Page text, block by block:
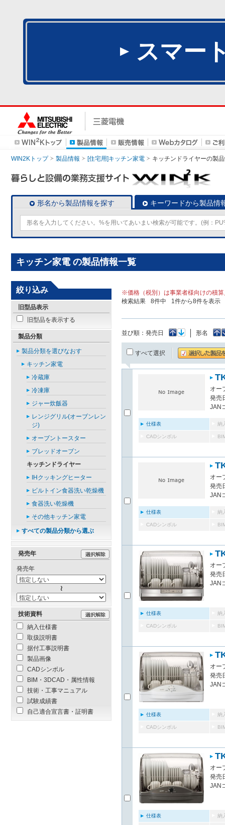
スマー
WIN2Kトップ 製品情報 [住宅用]キッチン家電 キッチンドライヤーの製
形名から製品情報を探す キーワードから製品情
キッチン家電 の製品情報一覧
※価格（税別）は事業者様向けの積
検索結果
8件中 1件から8件を表示
並び順： 発売日 形名
すべて選択
オー
発売
JAN
仕様表 納
CADシンボル
オー
発売
JAN
仕様表 納
CADシンボル
オー
発売
JAN
仕様表 納
CADシンボル
オー
発売
JAN
仕様表 納
CADシンボル
オー
発売
JAN
仕様表 納
絞り込み
旧型品表示
旧型品を表示する
製品分類
製品分類を選びなおす
キッチン家電
冷蔵庫
冷凍庫
ジャー炊飯器
レンジグリル(オーブンレン
ジ)
オーブントースター
ブレッドオーブン
キッチンドライヤー
IHクッキングヒーター
ビルトイン食器洗い乾燥機
食器洗い乾燥機
その他キッチン家電
すべての製品分類から選ぶ
発売年
発売年
技術資料
納入仕様書
取扱説明書
据付工事説明書
製品画像
CADシンボル
BIM・3DCAD・属性情報
技術・工事マニュアル
試験成績書
自己適合宣言書・証明書